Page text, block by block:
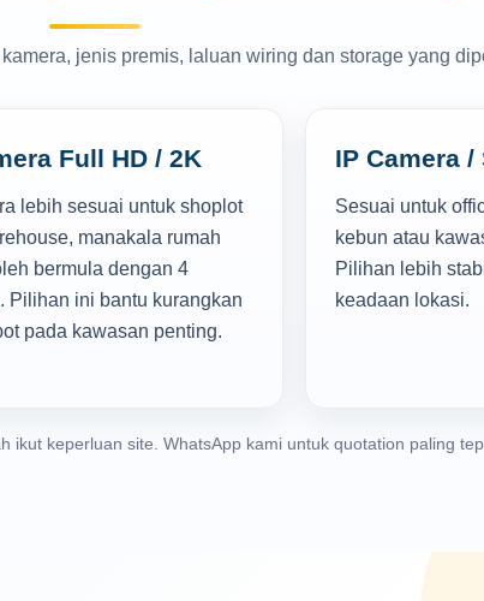
jenis premis, laluan wiring dan storage yang
Full HD / 2K
lebih sesuai untuk shoplot
manakala rumah
bermula dengan 4
Pilihan ini bantu kurangkan
pada kawasan penting.
IP Camera /
Sesuai untuk
kebun atau
Pilihan lebih
keadaan lokasi.
ikut keperluan site. WhatsApp kami untuk quotation paling